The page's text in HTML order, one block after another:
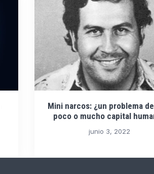
Mini narcos: ¿un problema
poco o mucho capital
junio 3, 2022